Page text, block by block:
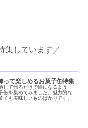
集しています／
って楽しめるお菓子缶特集
して飾るだけで絵になるよう
缶を集めてみました。魅力的な
子も美味しいものばかりです。